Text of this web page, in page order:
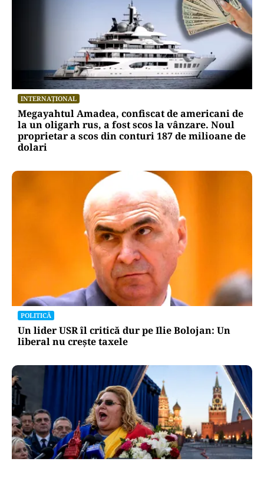
INTERNAȚIONAL
Megayahtul Amadea, confiscat de americani de
la un oligarh rus, a fost scos la vânzare. Noul
proprietar a scos din conturi 187 de milioane de
dolari
POLITICĂ
Un lider USR îl critică dur pe Ilie Bolojan: Un
liberal nu crește taxele